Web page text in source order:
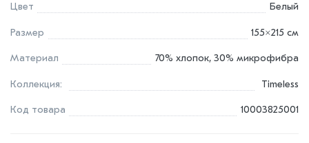
Цвет Белый
Размер 155×215 см
Материал 70% хлопок, 30% микрофибра
Коллекция: Timeless
Код товара 10003825001